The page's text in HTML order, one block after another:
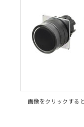
画像をクリックする